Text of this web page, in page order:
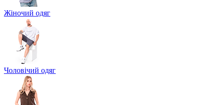
Жіночий одяг
Чоловічий одяг